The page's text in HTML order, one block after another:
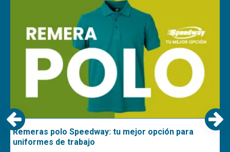
Remeras polo Speedway: tu mejor opción para
uniformes de trabajo